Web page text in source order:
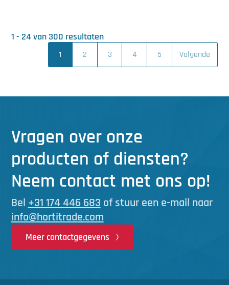
1 - 24 van 300 resultaten
1 2 3 4 5 Volgende
Vragen over onze
producten of diensten?
Neem contact met ons op!
Bel +31 174 446 683 of stuur een e-mail naar
info@hortitrade.com
Meer contactgegevens